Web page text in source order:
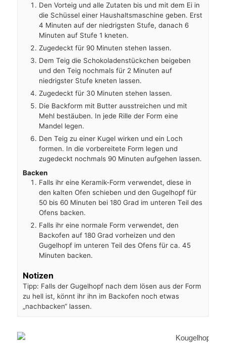
Den Vorteig und alle Zutaten bis und mit dem Ei in
die Schüssel einer Haushaltsmaschine geben. Erst
4 Minuten auf der niedrigsten Stufe, danach 6
Minuten auf Stufe 1 kneten.
Zugedeckt für 90 Minuten stehen lassen.
Dem Teig die Schokoladenstückchen beigeben
und den Teig nochmals für 2 Minuten auf
niedrigster Stufe kneten lassen.
Zugedeckt für 30 Minuten stehen lassen.
Die Backform mit Butter ausstreichen und mit
Mehl bestäuben. In jede Rille der Form eine
Mandel legen.
Den Teig zu einer Kugel wirken und ein Loch
formen. In die vorbereitete Form legen und
zugedeckt nochmals 90 Minuten aufgehen lassen.
Backen
Falls ihr eine Keramik-Form verwendet, diese in
den kalten Ofen schieben und den Gugelhopf für
50 bis 60 Minuten bei 180 Grad im unteren Teil des
Ofens backen.
Falls ihr eine normale Form verwendet, den
Backofen auf 180 Grad vorheizen und den
Gugelhopf im unteren Teil des Ofens für ca. 45
Minuten backen.
Notizen
Tipp: Falls der Gugelhopf nach dem lösen aus der Form
zu hell ist, könnt ihr ihn im Backofen noch etwas
„nachbacken“ lassen.